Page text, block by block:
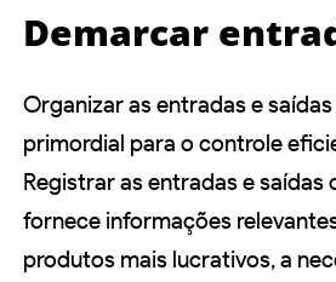
Demarcar
Organizar as entradas e
primordial para o controle
Registrar as entradas e saídas
fornece informações
produtos mais lucrativos, a